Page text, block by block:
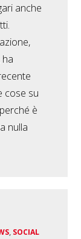
anche
cose su
è
nulla
, SOCIAL